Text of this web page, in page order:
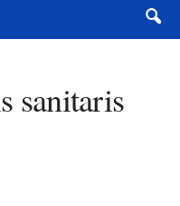
sanitaris